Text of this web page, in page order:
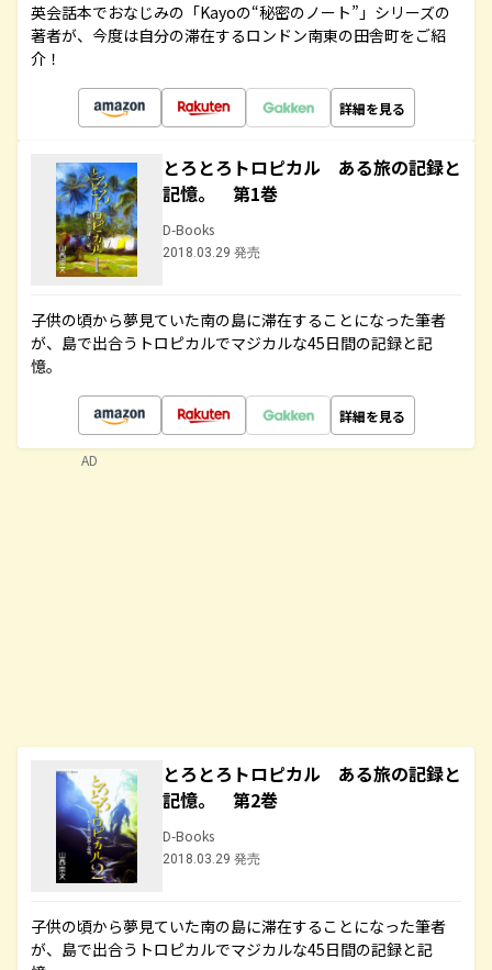
英会話本でおなじみの「Kayoの“秘密のノート”」シリーズの
著者が、今度は自分の滞在するロンドン南東の田舎町をご紹
介！
詳細を見る
とろとろトロピカル ある旅の記録と
記憶。 第1巻
D-Books
2018.03.29 発売
子供の頃から夢見ていた南の島に滞在することになった筆者
が、島で出合うトロピカルでマジカルな45日間の記録と記
憶。
詳細を見る
とろとろトロピカル ある旅の記録と
記憶。 第2巻
D-Books
2018.03.29 発売
子供の頃から夢見ていた南の島に滞在することになった筆者
が、島で出合うトロピカルでマジカルな45日間の記録と記
AD